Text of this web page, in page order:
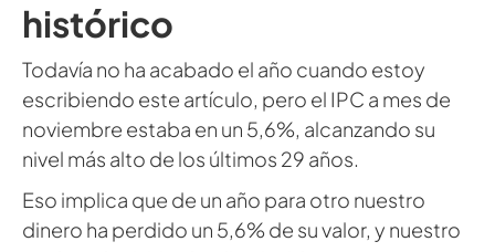
histórico
Todavía no ha acabado el año cuando estoy
escribiendo este artículo, pero el IPC a mes de
noviembre estaba en un 5,6%, alcanzando su
nivel más alto de los últimos 29 años.
Eso implica que de un año para otro nuestro
dinero ha perdido un 5,6% de su valor, y nuestro